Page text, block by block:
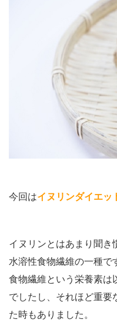
今回はイヌリンダイエッ
イヌリンとはあまり聞き
水溶性食物繊維の一種で
食物繊維という栄養素は
でしたし、それほど重要
た時もありました。